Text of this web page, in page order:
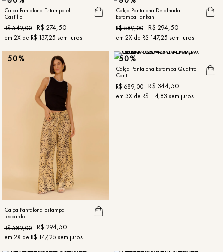
Calça Pantalona Estampa el
Castillo
R$549,00 R$ 274,50
em 2X de R$ 137,25 sem juros
Calça Pantalona Detalhada
Estampa Tankah
R$589,00 R$ 294,50
em 2X de R$ 147,25 sem juros
50%
Calça Pantalona Estampa
Leopardo
R$589,00 R$ 294,50
em 2X de R$ 147,25 sem juros
50%
Calça Pantalona Estampa Quattro
Canti
R$689,00 R$ 344,50
em 3X de R$ 114,83 sem juros